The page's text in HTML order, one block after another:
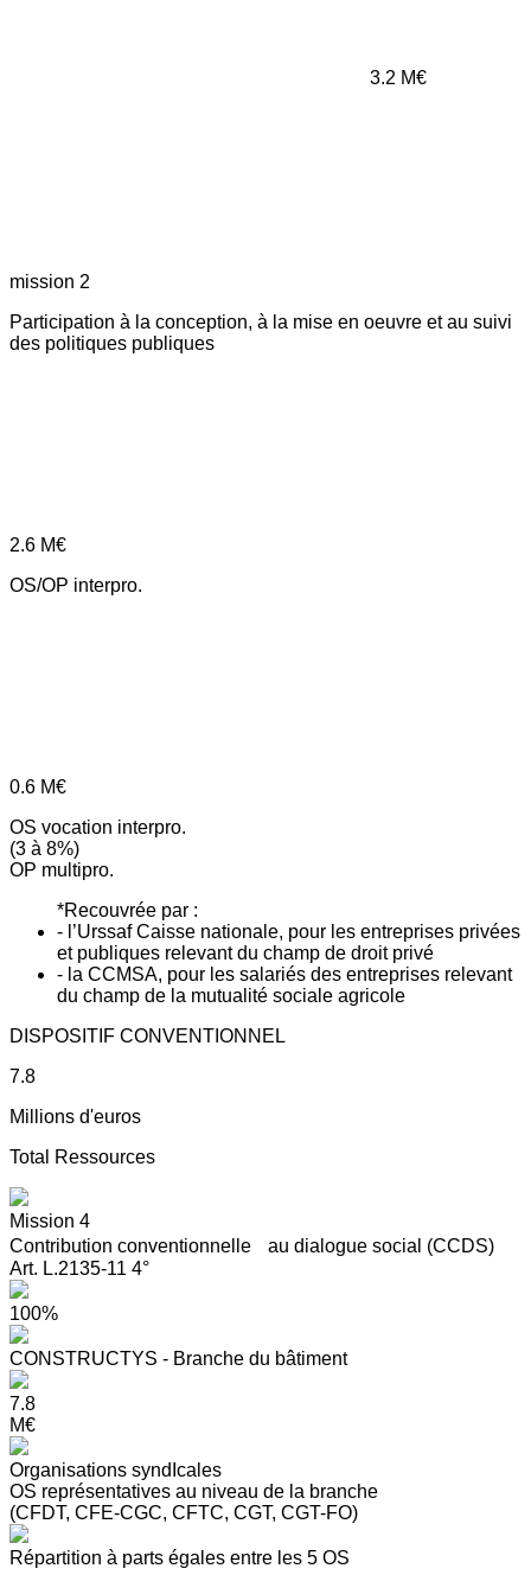
3.2 M€
mission 2
Participation à la conception, à la mise en oeuvre et au suivi
des politiques publiques
2.6 M€
OS/OP interpro.
0.6 M€
OS vocation interpro.
(3 à 8%)
OP multipro.
*Recouvrée par :
- l’Urssaf Caisse nationale, pour les entreprises privées
et publiques relevant du champ de droit privé
- la CCMSA, pour les salariés des entreprises relevant
du champ de la mutualité sociale agricole
DISPOSITIF CONVENTIONNEL
7.8
Millions d'euros
Total Ressources
Mission 4
Contribution conventionnelle au dialogue social (CCDS)
Art. L.2135-11 4°
100%
CONSTRUCTYS - Branche du bâtiment
7.8
M€
Organisations syndIcales
OS représentatives au niveau de la branche
(CFDT, CFE-CGC, CFTC, CGT, CGT-FO)
Répartition à parts égales entre les 5 OS